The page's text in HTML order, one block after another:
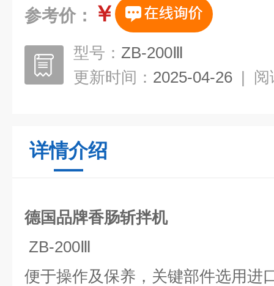
参考价： ￥
型号： ZB-200Ⅲ
更新时间： 2025-04-26 | 阅
详情介绍
德国品牌香肠斩拌机
ZB-200Ⅲ
便于操作及保养，关键部件选用进